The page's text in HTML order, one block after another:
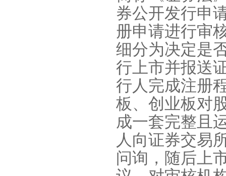
券公开发行申
册申请进行审
细分为决定是
行上市并报送
行人完成注册
板、创业板对
成一套完整且
人向证券交易
问询，随后上